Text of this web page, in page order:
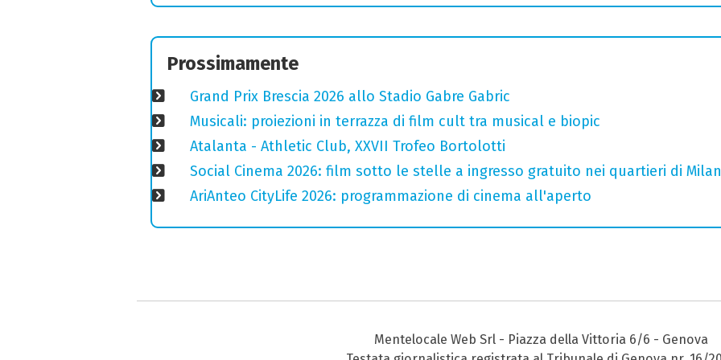
Prossimamente
Grand Prix Brescia 2026 allo Stadio Gabre Gabric
Musicali: proiezioni in terrazza di film cult tra musical e biopic
Atalanta - Athletic Club, XXVII Trofeo Bortolotti
Social Cinema 2026: film sotto le stelle a ingresso gratuito nei quartieri di
AriAnteo CityLife 2026: programmazione di cinema all'aperto
Mentelocale Web Srl - Piazza della Vittoria 6/6 - Genova